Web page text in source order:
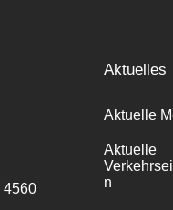
4560
Aktuelles
Aktuelle
Aktuelle
n